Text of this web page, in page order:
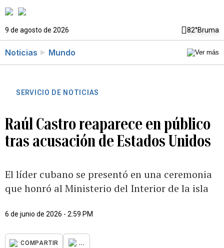
9 de agosto de 2026 82°Bruma
Noticias Mundo
SERVICIO DE NOTICIAS
Raúl Castro reaparece en público
tras acusación de Estados Unidos
El líder cubano se presentó en una ceremonia
que honró al Ministerio del Interior de la isla
6 de junio de 2026 - 2:59 PM
COMPARTIR ...